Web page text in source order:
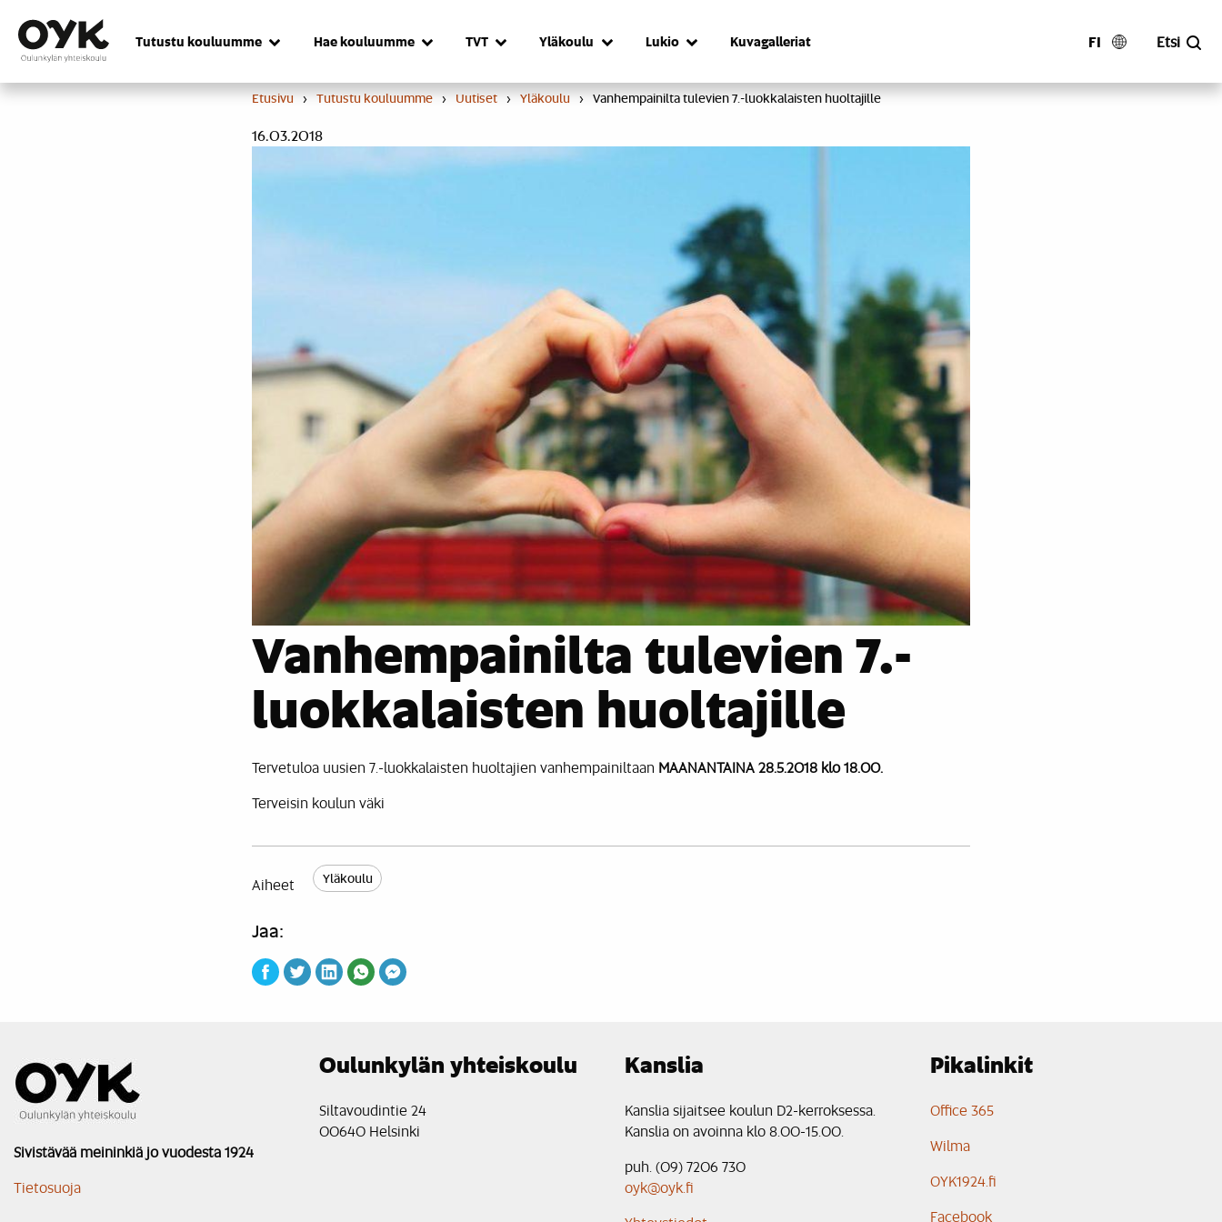
content
Tutustu kouluumme Hae kouluumme TVT Yläkoulu Lukio Kuvagalleriat FI Etsi
Etusivu › Tutustu kouluumme › Uutiset › Yläkoulu › Vanhempainilta tulevien 7.-luokkalaisten huoltajille
16.03.2018
Vanhempainilta tulevien 7.-
luokkalaisten huoltajille
Tervetuloa uusien 7.-luokkalaisten huoltajien vanhempainiltaan MAANANTAINA 28.5.2018 klo 18.00.
Terveisin koulun väki
Aiheet Yläkoulu
Jaa:
Sivistävää meininkiä jo vuodesta 1924
Tietosuoja
Oulunkylän yhteiskoulu
Siltavoudintie 24
00640 Helsinki
Kanslia
Kanslia sijaitsee koulun D2-kerroksessa.
Kanslia on avoinna klo 8.00-15.00.
puh. (09) 7206 730
oyk@oyk.fi
Pikalinkit
Office 365
Wilma
OYK1924.fi
Facebook